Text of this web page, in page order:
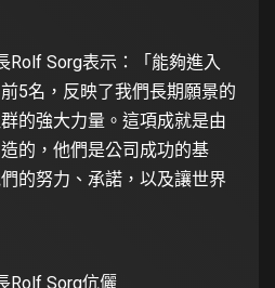
Rolf Sorg表示：「能夠進入
5名，反映了我們長期願景的
的強大力量。這項成就是由
的，他們是公司成功的基
的努力、承諾，以及讓世界
Rolf Sorg伉儷